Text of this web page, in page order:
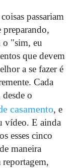
passariam
preparando,
o "sim, eu
que devem
a se fazer é
Cada
o
casamento, e
vídeo. E ainda
esses cinco
maneira
reportagem,